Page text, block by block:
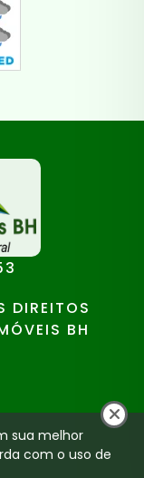
DIREITOS
BH
sua melhor
com o uso de